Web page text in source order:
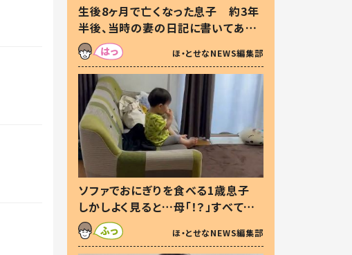
生後8ヶ月で亡くなった息子 約3年
半後、当時の妻の日記に書いてあっ
た本音とは
ほ・とせなNEWS編集部
ソファでおにぎりを食べる1歳息子
しかしよく見ると…母「！？」すべてを
察した母の投稿に「可愛いから許
す！」「現行犯〜」
ほ・とせなNEWS編集部